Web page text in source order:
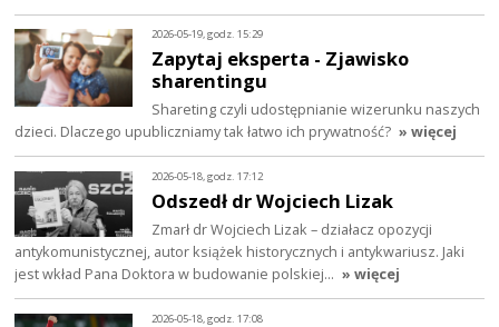
2026-05-19, godz. 15:29
Zapytaj eksperta - Zjawisko
sharentingu
Shareting czyli udostępnianie wizerunku naszych
dzieci. Dlaczego upubliczniamy tak łatwo ich prywatność? » więcej
2026-05-18, godz. 17:12
Odszedł dr Wojciech Lizak
Zmarł dr Wojciech Lizak – działacz opozycji
antykomunistycznej, autor książek historycznych i antykwariusz. Jaki
jest wkład Pana Doktora w budowanie polskiej… » więcej
2026-05-18, godz. 17:08